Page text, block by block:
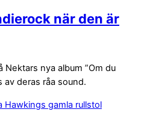
när den är
Nektars nya album ”Om du
av deras råa sound.